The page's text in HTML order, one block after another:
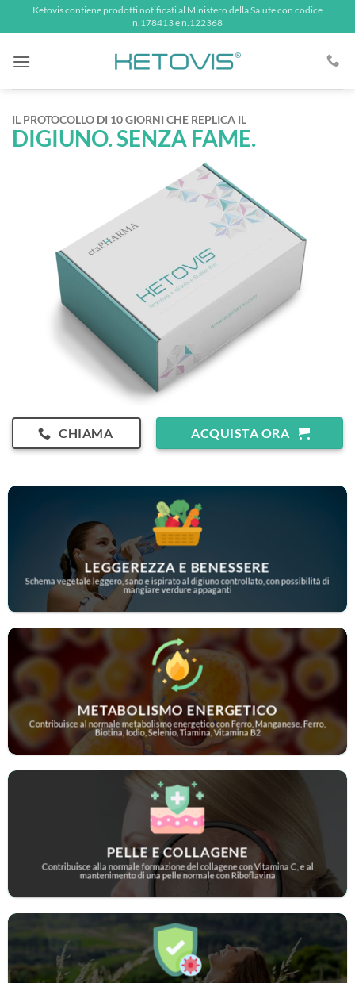
Ketovis contiene prodotti notificati al Ministero della Salute con codice
n.178413 e n.122368
IL PROTOCOLLO DI 10 GIORNI CHE REPLICA IL
DIGIUNO. SENZA FAME.
CHIAMA ACQUISTA ORA
LEGGEREZZA E BENESSERE
Schema vegetale leggero, sano e ispirato al digiuno controllato, con possibilità di
mangiare verdure appaganti
METABOLISMO ENERGETICO
Contribuisce al normale metabolismo energetico con Ferro, Manganese, Ferro,
Biotina, Iodio, Selenio, Tiamina, Vitamina B2
PELLE E COLLAGENE
Contribuisce alla normale formazione del collagene con Vitamina C, e al
mantenimento di una pelle normale con Riboflavina